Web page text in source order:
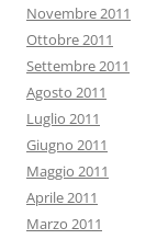
Novembre 2011
Ottobre 2011
Settembre 2011
Agosto 2011
Luglio 2011
Giugno 2011
Maggio 2011
Aprile 2011
Marzo 2011